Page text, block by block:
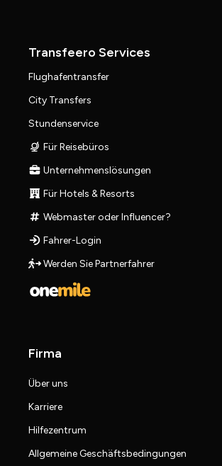
Transfeero Services
Flughafentransfer
City Transfers
Stundenservice
Für Reisebüros
Unternehmenslösungen
Für Hotels & Resorts
Webmaster oder Influencer?
Fahrer-Login
Werden Sie Partnerfahrer
Firma
Über uns
Karriere
Hilfezentrum
Allgemeine Geschäftsbedingungen